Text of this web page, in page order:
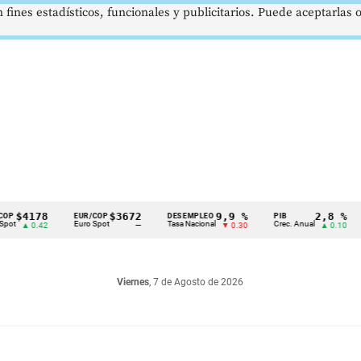
EUR/COP
Euro Spot
$3672
—
DESEMPLEO
Tasa Nacional
9,9 %
▼ 0.30
PIB
Crec. Anual
2,8 %
▲ 0.10
TRM
Tasa
Viernes, 7 de Agosto de 2026
estadísticos, funcionales y publicitarios. Puede aceptarlas